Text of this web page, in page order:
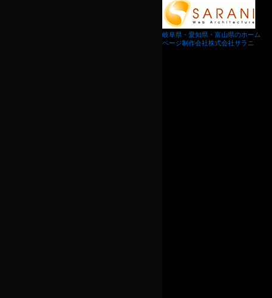
岐阜県・愛知県・富山県のホーム
ページ制作会社株式会社サラニ